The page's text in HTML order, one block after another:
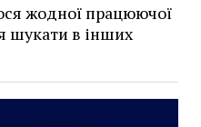
жодної працюючої
шукати в інших